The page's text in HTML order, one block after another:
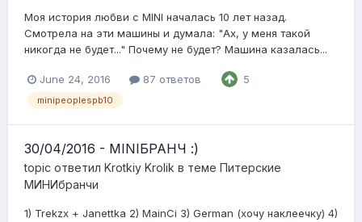
Моя история любви с MINI началась 10 лет назад.
Смотрела на эти машины и думала: "Ах, у меня такой
никогда не будет..." Почему не будет? Машина казалась...
June 24, 2016 87 ответов 5
minipeoplespb10
30/04/2016 - MINIБРАНЧ :)
topic ответил Krotkiy Krolik в теме Питерские
МИНИбранчи
1) Trekzx + Janettka 2) MainCi 3) German (хочу наклеечку) 4)